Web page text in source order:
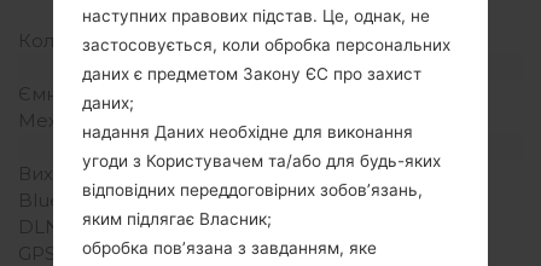
дюйм)
Кольори екрану
16M кольорів
Акамулятор і клавіатура
Ємність акумулятора
Механічна клавіатура
Інтерфейси
Вихід для аудіо
3.5mm jack
Bluetooth
версія 3.1, A2DP
DLNA
GPS
A-GPS
наступних правових підстав. Це, однак, не
застосовується, коли обробка персональних
даних є предметом Закону ЄС про захист
даних;
надання Даних необхідне для виконання
угоди з Користувачем та/або для будь-яких
відповідних переддоговірних зобов’язань,
яким підлягає Власник;
обробка пов’язана з завданням, яке